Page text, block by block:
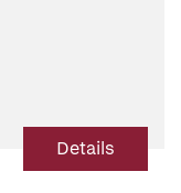
Details